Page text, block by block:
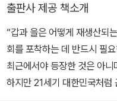
〈정책 딜레마 해소 도구로서
사자 산재적용 특례제도를 중
확장을 위한 제언〉 등이 있고,
사회!》(공저), 《인구 전쟁
출판사 제공 책소개
“갑과 을은 어떻게 재생산되는가?” ‘하청사회’는 오늘날
회를 포착하는 데 반드시 필
최근에서야 등장한 것은 아
하지만 21세기 대한민국처럼